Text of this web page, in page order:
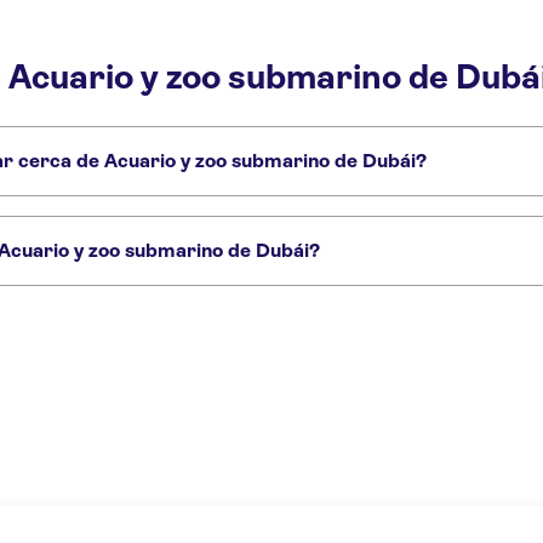
y zoo submarino de
de Acuario y zoo submarino de Dubái?
Burj Khalifa Dubái Marina
y zoo submarino de Dubái?